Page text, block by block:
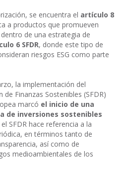
se encuentra el artículo 8
a productos que promueven
de una estrategia de
6 SFDR, donde este tipo de
riesgos ESG como parte
la implementación del
Finanzas Sostenibles (SFDR)
marcó el inicio de una
de inversiones sostenibles
SFDR hace referencia a la
en términos tanto de
así como de
medioambientales de los